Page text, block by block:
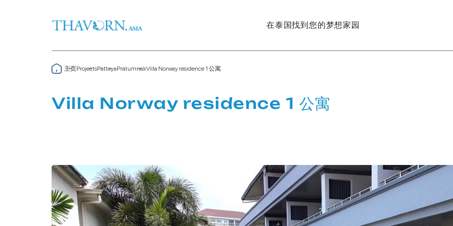
在泰国找到您的梦想家园
主页ProjectsPattayaPratumnakVilla Norway residence 1 公寓
Villa Norway residence 1 公寓